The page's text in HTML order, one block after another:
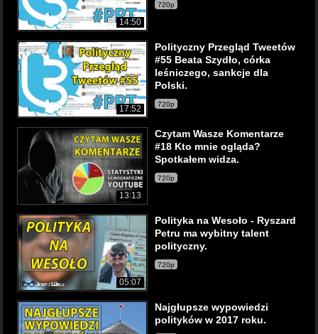
14:50
720p
17:52
Polityczny Przegląd Tweetów
#55 Beata Szydło, córka
leśniczego, sankcje dla
Polski.
720p
13:13
Czytam Wasze Komentarze
#18 Kto mnie ogląda?
Spotkałem widza.
720p
05:07
Polityka na Wesoło - Ryszard
Petru ma wybitny talent
polityczny.
720p
Najgłupsze wypowiedzi
polityków w 2017 roku.